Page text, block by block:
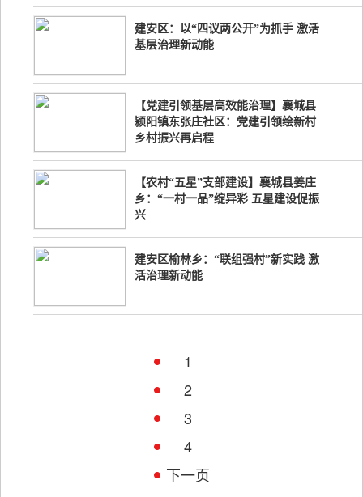
建安区：以“四议两公开”为抓手 激活
基层治理新动能
【党建引领基层高效能治理】襄城县
颍阳镇东张庄社区：党建引领绘新村
乡村振兴再启程
【农村“五星”支部建设】襄城县姜庄
乡：“一村一品”绽异彩 五星建设促振
兴
建安区榆林乡：“联组强村”新实践 激
活治理新动能
1
2
3
4
下一页